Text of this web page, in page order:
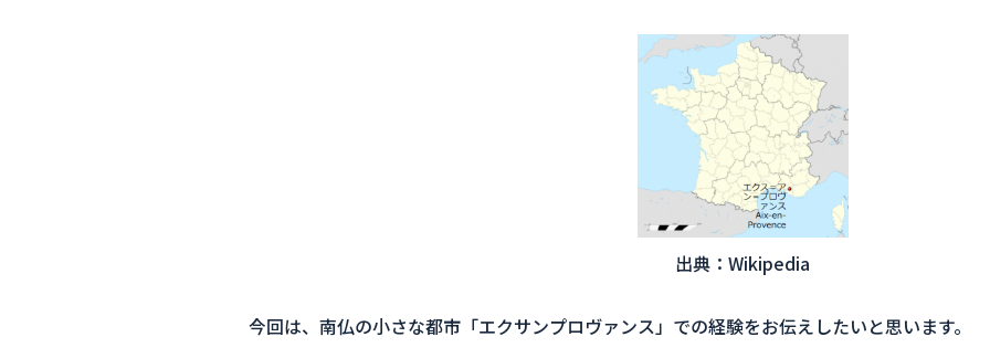
出典：Wikipedia
今回は、南仏の小さな都市「エクサンプロヴァンス」での経験をお伝えしたいと思います。